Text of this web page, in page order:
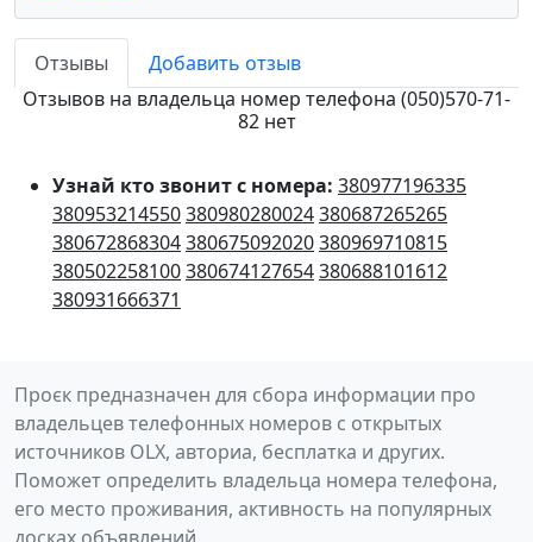
Отзывы
Добавить отзыв
Отзывов на владельца номер телефона (050)570-71-
82 нет
Узнай кто звонит с номера: 380977196335
380953214550380980280024380687265265
380672868304380675092020380969710815
380502258100380674127654380688101612
380931666371
Проєк предназначен для сбора информации про
владельцев телефонных номеров с открытых
источников OLX, авториа, бесплатка и других.
Поможет определить владельца номера телефона,
его место проживания, активность на популярных